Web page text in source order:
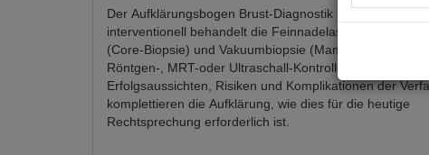
Der Aufklärungsbogen Brust-Diagnostik und -Therapie
interventionell behandelt die Feinnadelaspiration, die
(Core-Biopsie) und Vakuumbiopsie (Mammotomie)
Röntgen-, MRT-oder Ultraschall-Kontrolle. Alternative
Erfolgsaussichten, Risiken und Komplikationen der
komplettieren die Aufklärung, wie dies für die heutige
Rechtsprechung erforderlich ist.